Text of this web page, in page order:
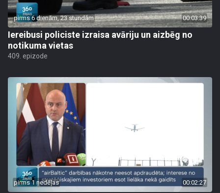
pirms 6 dienām, 23 stundām 00:03:39
Iereibusi policiste izraisa avāriju un aizbēg no
notikuma vietas
409. epizode
pirms 1 nedēļas 00:02:27